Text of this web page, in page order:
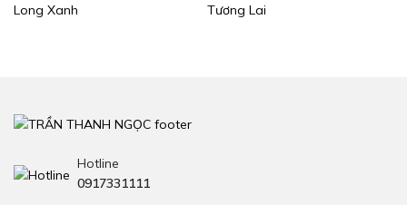
Long Xanh
Tương Lai
Hotline
0917331111